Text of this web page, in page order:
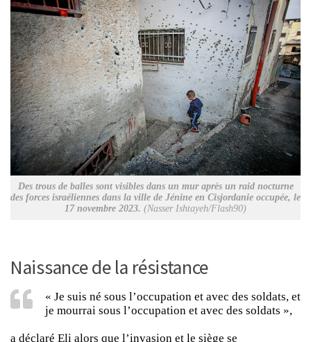
Des trous de balles sont visibles dans un mur après un raid nocturne
des forces israéliennes dans la ville de Jénine en Cisjordanie occupée, le
17 novembre 2023. (Nasser Ishtayeh/Flash90)
Naissance de la résistance
« Je suis né sous l’occupation et avec des soldats, et
je mourrai sous l’occupation et avec des soldats »,
a déclaré Eli alors que l’invasion et le siège se